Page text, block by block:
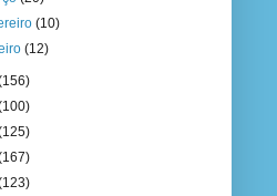
(10)
(12)